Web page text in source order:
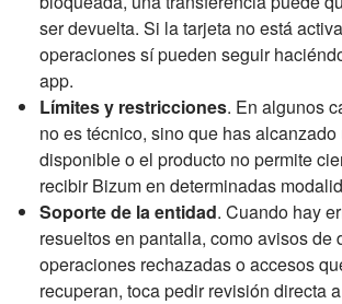
ser devuelta. Si la tarjeta no está
operaciones sí pueden seguir
app.
Límites y restricciones. En algunos
no es técnico, sino que has
disponible o el producto no permite
recibir Bizum en determinadas
Soporte de la entidad. Cuando hay
resueltos en pantalla, como avisos de
operaciones rechazadas o accesos
recuperan, toca pedir revisión directa